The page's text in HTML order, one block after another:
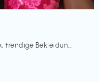
trendige Bekleidun...